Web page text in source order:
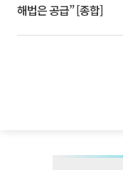
해법은 공급” [종합]